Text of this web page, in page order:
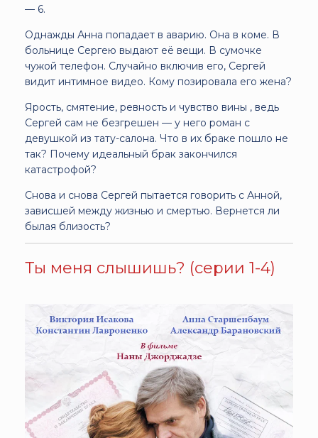
— 6.
Однажды Анна попадает в аварию. Она в коме. В
больнице Сергею выдают её вещи. В сумочке
чужой телефон. Случайно включив его, Сергей
видит интимное видео. Кому позировала его жена?
Ярость, смятение, ревность и чувство вины , ведь
Сергей сам не безгрешен — у него роман с
девушкой из тату-салона. Что в их браке пошло не
так? Почему идеальный брак закончился
катастрофой?
Снова и снова Сергей пытается говорить с Анной,
зависшей между жизнью и смертью. Вернется ли
былая близость?
Ты меня слышишь? (серии 1-4)